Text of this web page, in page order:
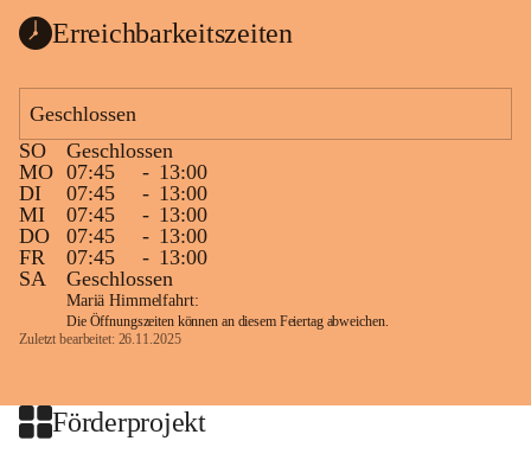
Erreichbarkeitszeiten
Geschlossen
SO
Geschlossen
MO 07:45 - 13:00
DI
07:45 - 13:00
MI
07:45 - 13:00
DO
07:45 - 13:00
FR
07:45 - 13:00
SA
Geschlossen
Mariä Himmelfahrt:
Die Öffnungszeiten können an diesem Feiertag abweichen.
Zuletzt bearbeitet: 26.11.2025
Förderprojekt